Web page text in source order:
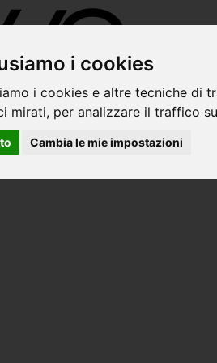
i cookies
i cookies e altre tecniche di
mirati, per analizzare il traffico
Cambia le mie impostazioni
>Bergamo> Avvocati costa di serina